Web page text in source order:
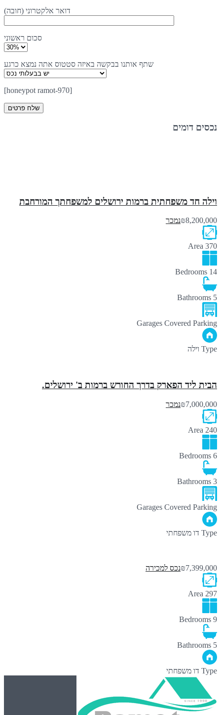
דואר אלקטרוני (חובה)
סכום ראשוני
שתף אותנו בבקשה באיזה סטטוס אתה נמצא כרגע
[honeypot ramot-970]
נכסים דומים
וילה חד משפחתית ברמות ירושלים למשפחתך המורחבת
₪8,200,000נמכר
Area 370
Bedrooms 14
Bathrooms 5
Garages Covered Parking
Type וילה
הבית ליד הפארק בדרך החורש ברמות ב' ירושלים.
₪7,000,000נמכר
Area 240
Bedrooms 6
Bathrooms 3
Garages Covered Parking
Type דו משפחתי
₪7,399,000נכס למכירה
Area 297
Bedrooms 9
Bathrooms 5
Type דו משפחתי